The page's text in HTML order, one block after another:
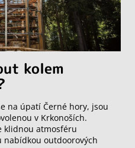
kolem
na úpatí Černé hory, jsou
v Krkonoších.
klidnou atmosféru
nabídkou outdoorových